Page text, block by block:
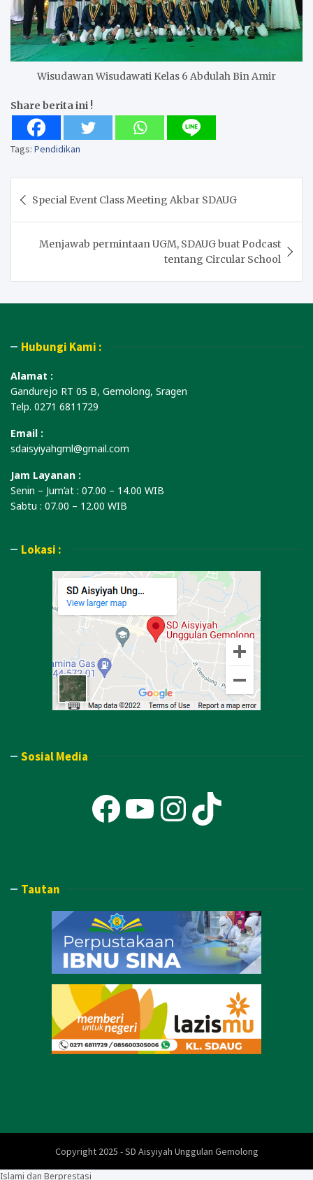
Wisudawan Wisudawati Kelas 6 Abdulah Bin Amir
Share berita ini !
Tags: Pendidikan
navigation
Special Event Class Meeting Akbar SDAUG
Menjawab permintaan UGM, SDAUG buat Podcast
tentang Circular School
Hubungi Kami :
Alamat :
Gandurejo RT 05 B, Gemolong, Sragen
Telp. 0271 6811729
Email :
sdaisyiyahgml@gmail.com
Jam Layanan :
Senin – Jum’at : 07.00 – 14.00 WIB
Sabtu : 07.00 – 12.00 WIB
Lokasi :
Sosial Media
Facebook
YouTube
TikTok
Tautan
Copyright 2025 - SD Aisyiyah Unggulan Gemolong
Islami dan Berprestasi